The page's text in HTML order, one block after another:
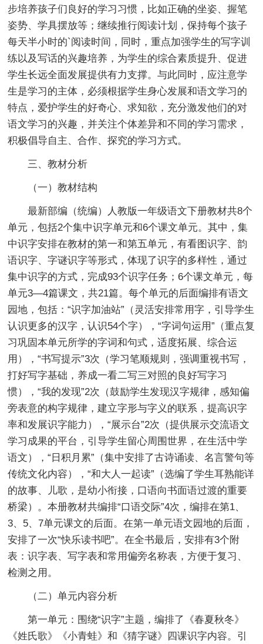
步培养孩子们良好的学习习惯，比如正确的坐姿、握笔
姿势、学具摆放等；继续推行阅读计划，保持每个孩子
每天半小时的`阅读时间，同时，重点加强学生的写字训
练以及写话的兴趣培养，为学生的综合素质提升、促进
学生长远全面发展提供有力支撑。与此同时，应注意学
生是学习的主体，必须根据学生身心发展和语文学习的
特点，爱护学生的好奇心、求知欲，充分激发他们的对
语文学习的兴趣，并关注个体差异和不同的学习需求，
积极倡导自主、合作、探究的学习方式。
三、教材分析
（一）教材结构
最新部编（统编）人教版一年级语文下册教材共8个
单元，包括2个集中识字单元和6个课文单元。其中，集
中识字安排在教材的第一和第五单元，有看图识字、韵
语识字、字谜识字等形式，体现了识字的多样性，通过
集中识字的方式，完成93个识字任务；6个课文单元，每
单元3—4篇课文，共21篇。每个单元的后面编排有语文
园地，包括：“识字加油站”（灵活安排常用字，引导学生
认识更多的汉字，认识54个字），“字词句运用”（重点复
习巩固本单元所学的字词和句式，适度拓展、综合运
用），“书写提示”3次（学习笔顺规则，强调重视书写，
打好写字基础，养成一看二写三对照的良好写字习
惯），“我的发现”2次（鼓励学生发现汉字规律，感知偏
旁表意的构字规律，建立字形与字义的联系，提高识字
率和发展识字能力），“展示台”2次（提供展示交流语文
学习成果的平台，引导学生留心周围世界，在生活中学
语文），“日积月累”（集中安排了古诗诵读、名言警句等
传统文化内容），“和大人一起读”（选编了学生耳熟能详
的故事、儿歌，是幼小衔接，口语向书面语过渡的重要
桥梁）。本册教材共编排“口语交际”4次，编排在第1、
3、5、7单元课文的后面。在第一单元语文园地的后面，
安排了一次“快乐读书吧”。在全书最后，安排有3个附
表：识字表、写字表和常用偏旁名称表，方便于复习、
检测之用。
（二）单元内容分析
第一单元：围绕“识字”主题，编排了《春夏秋冬》
《姓氏歌》《小青蛙》和《猜字谜》四课识字内容。引